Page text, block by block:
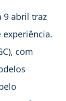
9 abril traz
experiência.
com